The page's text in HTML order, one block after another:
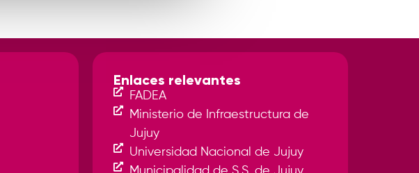
Enlaces relevantes
FADEA
Ministerio de Infraestructura de
Jujuy
Universidad Nacional de Jujuy